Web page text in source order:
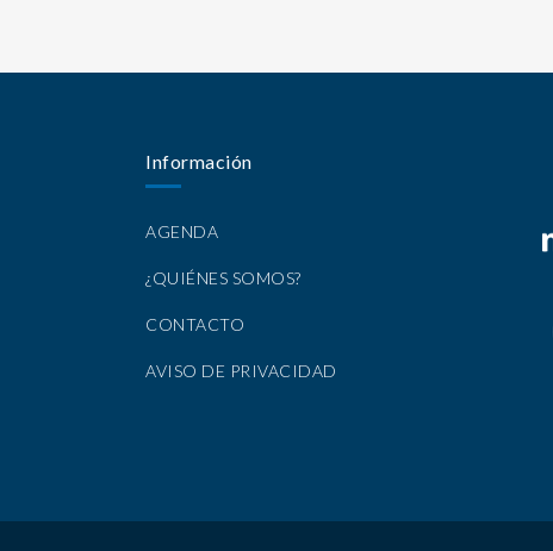
Información
AGENDA
¿QUIÉNES SOMOS?
CONTACTO
AVISO DE PRIVACIDAD